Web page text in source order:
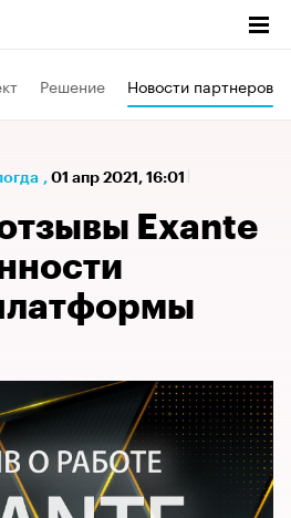
Решение Новости партнеров
, 01 апр 2021, 16:01
Exante